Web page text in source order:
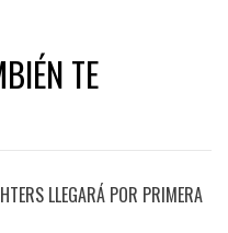
TE
LLEGARÁ POR PRIMERA